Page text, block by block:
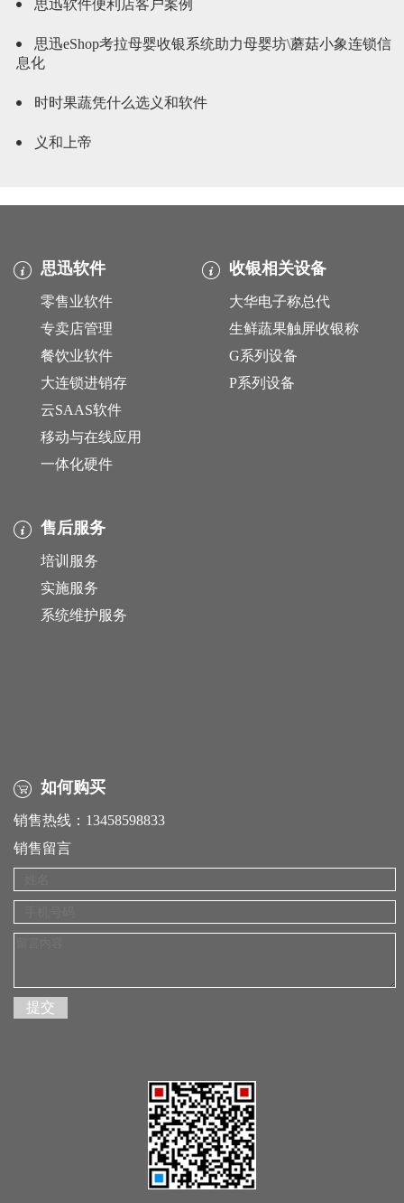
思迅软件便利店客户案例
思迅eShop考拉母婴收银系统助力母婴坊\蘑菇小象连锁信
息化
时时果蔬凭什么选义和软件
义和上帝
思迅软件
零售业软件
专卖店管理
餐饮业软件
大连锁进销存
云SAAS软件
移动与在线应用
一体化硬件
收银相关设备
大华电子称总代
生鲜蔬果触屏收银称
G系列设备
P系列设备
售后服务
培训服务
实施服务
系统维护服务
如何购买
销售热线：13458598833
销售留言